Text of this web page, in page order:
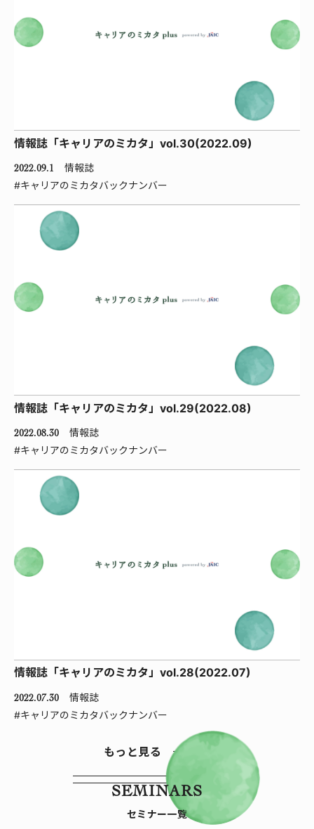
情報誌「キャリアのミカタ」vol.30(2022.09)
2022.09.1
情報誌
#キャリアのミカタバックナンバー
情報誌「キャリアのミカタ」vol.29(2022.08)
2022.08.30
情報誌
#キャリアのミカタバックナンバー
情報誌「キャリアのミカタ」vol.28(2022.07)
2022.07.30
情報誌
#キャリアのミカタバックナンバー
もっと見る
SEMINARS
セミナー一覧